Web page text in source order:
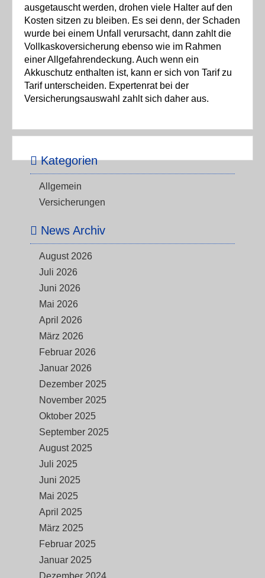
ausgetauscht werden, drohen viele Halter auf den
Kosten sitzen zu bleiben. Es sei denn, der Schaden
wurde bei einem Unfall verursacht, dann zahlt die
Vollkaskoversicherung ebenso wie im Rahmen
einer Allgefahrendeckung. Auch wenn ein
Akkuschutz enthalten ist, kann er sich von Tarif zu
Tarif unterscheiden. Expertenrat bei der
Versicherungsauswahl zahlt sich daher aus.
Kategorien
Allgemein
Versicherungen
News Archiv
August 2026
Juli 2026
Juni 2026
Mai 2026
April 2026
März 2026
Februar 2026
Januar 2026
Dezember 2025
November 2025
Oktober 2025
September 2025
August 2025
Juli 2025
Juni 2025
Mai 2025
April 2025
März 2025
Februar 2025
Januar 2025
Dezember 2024